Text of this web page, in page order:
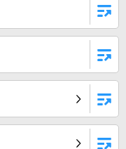
曲の一覧